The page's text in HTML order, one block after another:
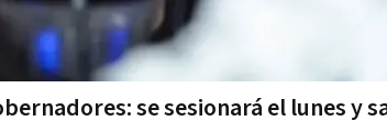
se sesionará el lunes y